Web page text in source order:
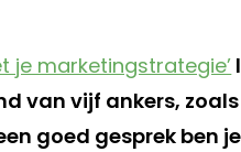
je marketingstrategie’
van vijf ankers,
goed gesprek ben